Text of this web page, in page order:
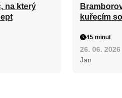
na který
kuřecím
45 minut
26. 06. 2026
Jan